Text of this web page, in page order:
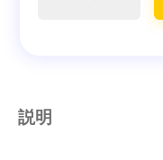
説明